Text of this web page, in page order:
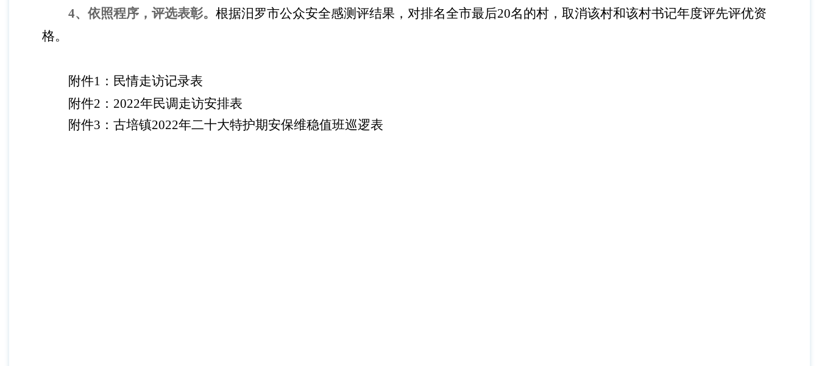
4、依照程序，评选表彰。根据汨罗市公众安全感测评结果，对排名全市最后20名的村，取消该村和该村书记年度评先评优资
格。
附件1 ：民情走访记录表
附件2 ： 2022年民调走访安排表
附件3 ：古培镇2022年二十大特护期安保维稳值班巡逻表